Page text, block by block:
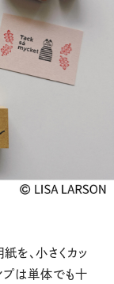
を、 小さくカッ
プは単体でも十